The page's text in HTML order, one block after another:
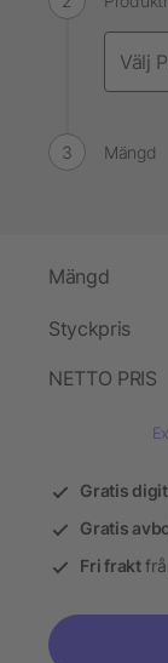
Mängd
Mängd
Styckpris
NETTO PRIS
Gratis
Gratis
Fri frakt